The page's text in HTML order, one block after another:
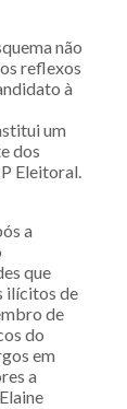
não
reflexos
à
um
dos
Eleitoral.
a
que
ilícitos de
de
do
em
a